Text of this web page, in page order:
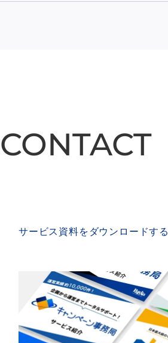
CONTACT
CONTACT
サービス資料をダウンロードする